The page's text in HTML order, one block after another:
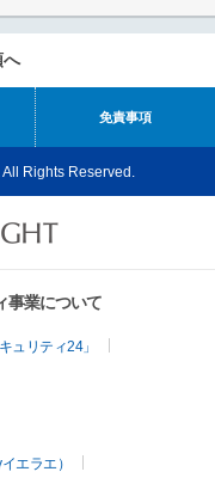
へ
免責事項
Rights Reserved.
事業について
ュリティ24」
エラエ）